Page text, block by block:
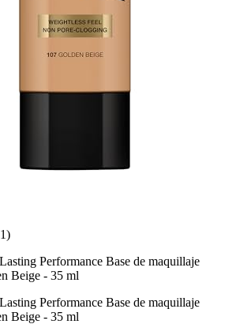
Performance Base de maquillaje
Beige - 35 ml
Performance Base de maquillaje
Beige - 35 ml